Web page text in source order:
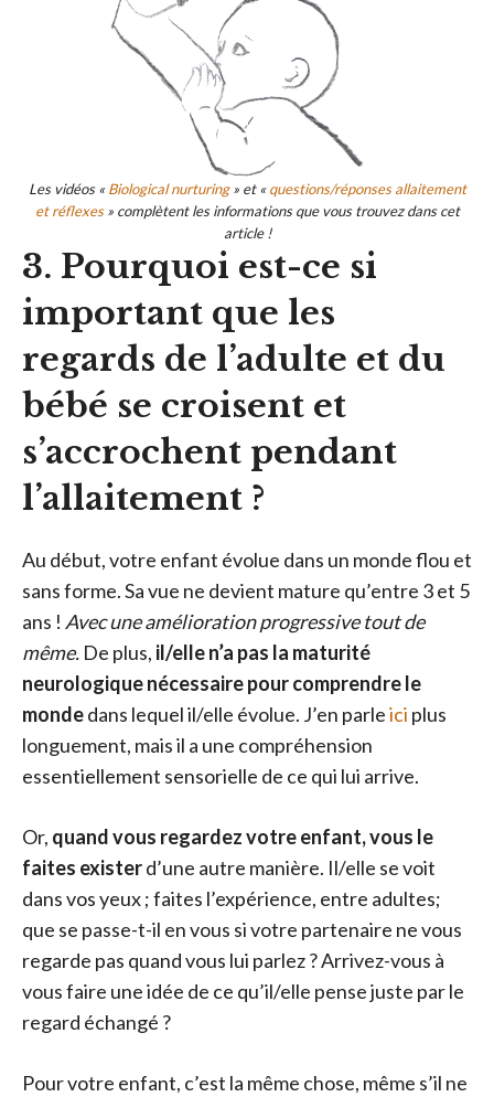
Les vidéos «Biological nurturing» et «questions/réponses allaitement
et réflexes» complètent les informations que vous trouvez dans cet
article !
3. Pourquoi est-ce si
important que les
regards de l’adulte et du
bébé se croisent et
s’accrochent pendant
l’allaitement ?
Au début, votre enfant évolue dans un monde flou et
sans forme. Sa vue ne devient mature qu’entre 3 et 5
ans ! Avec une amélioration progressive tout de
même. De plus, il/elle n’a pas la maturité
neurologique nécessaire pour comprendre le
mondedans lequel il/elle évolue. J’en parleici plus
longuement, mais il a une compréhension
essentiellement sensorielle de ce qui lui arrive.
Or, quand vous regardez votre enfant, vous le
faites existerd’une autre manière. Il/elle se voit
dans vos yeux ; faites l’expérience, entre adultes;
que se passe-t-il en vous si votre partenaire ne vous
regarde pas quand vous lui parlez ? Arrivez-vous à
vous faire une idée de ce qu’il/elle pense juste par le
regard échangé ?
Pour votre enfant, c’est la même chose, même s’il ne